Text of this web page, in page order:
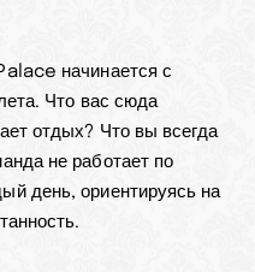
начинается с
Что вас сюда
отдых? Что вы всегда
не работает по
день, ориентируясь на